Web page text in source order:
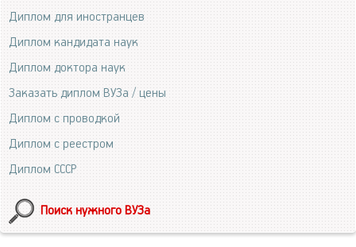
Диплом для иностранцев
Диплом кандидата наук
Диплом доктора наук
Заказать диплом ВУЗа / цены
Диплом с проводкой
Диплом с реестром
Диплом СССР
Поиск нужного ВУЗа